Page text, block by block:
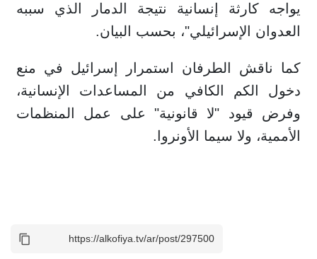
يواجه كارثة إنسانية نتيجة الدمار الذي سببه
العدوان الإسرائيلي"، بحسب البيان.
كما ناقش الطرفان استمرار إسرائيل في منع
دخول الكم الكافي من المساعدات الإنسانية،
وفرض قيود "لا قانونية" على عمل المنظمات
الأممية، ولا سيما الأونروا.